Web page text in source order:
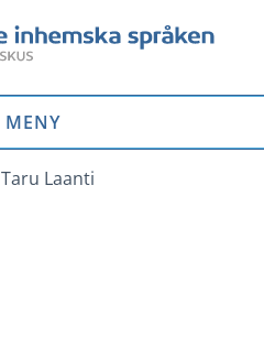
MENY
Taru Laanti